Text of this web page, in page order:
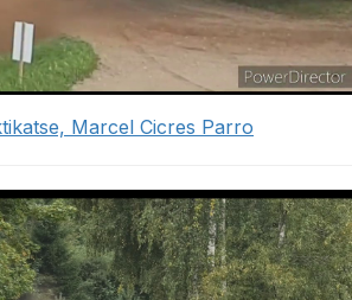
Marcel Cicres Parro